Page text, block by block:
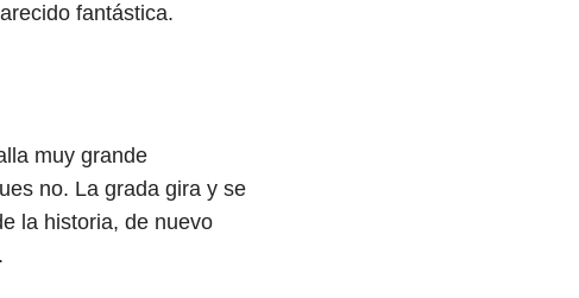
fantástica.
muy grande
no. La grada gira y se
la historia, de nuevo